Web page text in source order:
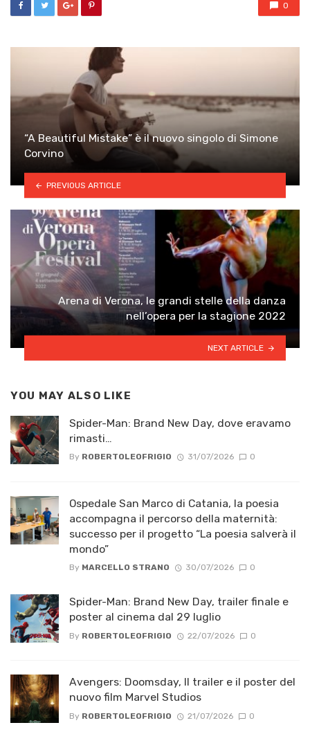
0
“A Beautiful Mistake” è il nuovo singolo di Simone
Corvino
PREVIOUS ARTICLE
Arena di Verona, le grandi stelle della danza
nell’opera per la stagione 2022
NEXT ARTICLE
YOU MAY ALSO LIKE
Spider-Man: Brand New Day, dove eravamo
rimasti…
By ROBERTOLEOFRIGIO 31/07/2026 0
Ospedale San Marco di Catania, la poesia
accompagna il percorso della maternità:
successo per il progetto “La poesia salverà il
mondo”
By MARCELLO STRANO 30/07/2026 0
Spider-Man: Brand New Day, trailer finale e
poster al cinema dal 29 luglio
By ROBERTOLEOFRIGIO 22/07/2026 0
Avengers: Doomsday, Il trailer e il poster del
nuovo film Marvel Studios
By ROBERTOLEOFRIGIO 21/07/2026 0